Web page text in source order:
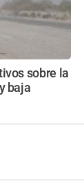
sobre la
baja